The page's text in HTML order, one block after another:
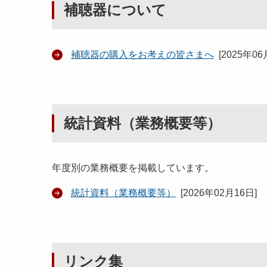
補聴器について
補聴器の購入をお考えの皆さまへ [2025年06
統計資料（業務概要等）
年度別の業務概要を掲載しています。
統計資料（業務概要等） [2026年02月16日 ]
リンク集